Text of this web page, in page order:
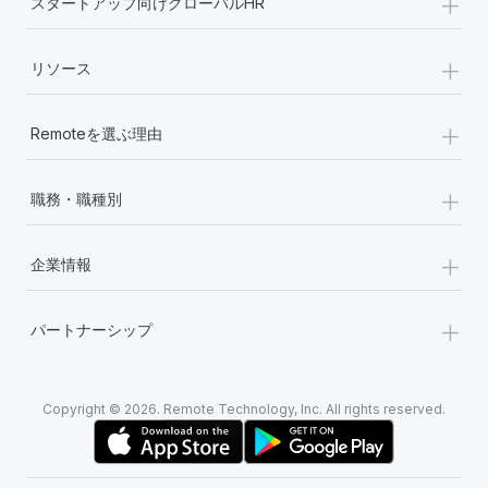
リソース +
Remoteを選ぶ理由 +
職務・職種別 +
企業情報 +
パートナーシップ +
Copyright © 2026. Remote Technology, Inc. All rights reserved.